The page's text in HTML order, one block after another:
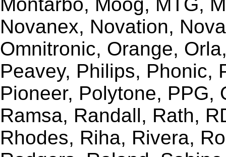
Montarbo, Moog, MTG,
Novanex, Novation,
Omnitronic, Orange,
Peavey, Philips, Phonic,
Pioneer, Polytone, PPG,
Ramsa, Randall, Rath,
Rhodes, Riha, Rivera,